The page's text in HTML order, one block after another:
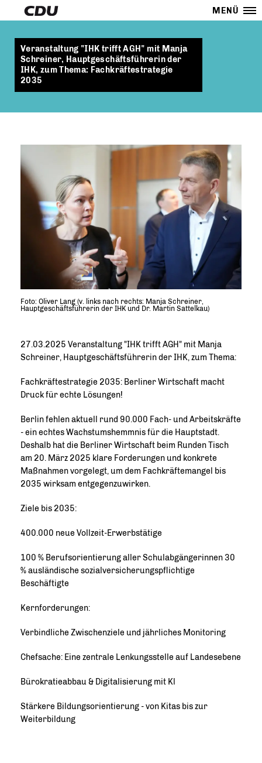
MENÜ
Veranstaltung "IHK trifft AGH" mit Manja
Schreiner, Hauptgeschäftsführerin der
IHK, zum Thema: Fachkräftestrategie
2035
Foto: Oliver Lang (v. links nach rechts: Manja Schreiner,
Hauptgeschäftsführerin der IHK und Dr. Martin Sattelkau)
27.03.2025 Veranstaltung "IHK trifft AGH" mit Manja
Schreiner, Hauptgeschäftsführerin der IHK, zum Thema:
Fachkräftestrategie 2035: Berliner Wirtschaft macht
Druck für echte Lösungen!
Berlin fehlen aktuell rund 90.000 Fach- und Arbeitskräfte
- ein echtes Wachstumshemmnis für die Hauptstadt.
Deshalb hat die Berliner Wirtschaft beim Runden Tisch
am 20. März 2025 klare Forderungen und konkrete
Maßnahmen vorgelegt, um dem Fachkräftemangel bis
2035 wirksam entgegenzuwirken.
Ziele bis 2035:
400.000 neue Vollzeit-Erwerbstätige
100 % Berufsorientierung aller Schulabgängerinnen 30
% ausländische sozialversicherungspflichtige
Beschäftigte
Kernforderungen:
Verbindliche Zwischenziele und jährliches Monitoring
Chefsache: Eine zentrale Lenkungsstelle auf Landesebene
Bürokratieabbau & Digitalisierung mit Kl
Stärkere Bildungsorientierung - von Kitas bis zur
Weiterbildung